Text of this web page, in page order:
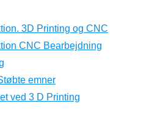
3D Printing og CNC
CNC Bearbejdning
emner
ved 3 D Printing